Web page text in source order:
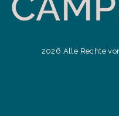
2026 Alle Rechte